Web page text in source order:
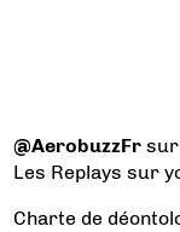
@AerobuzzFr
Les Replays sur
Charte de